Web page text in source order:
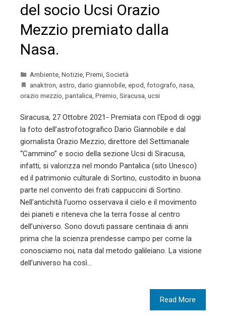
del socio Ucsi Orazio
Mezzio premiato dalla
Nasa.
Ambiente, Notizie, Premi, Società
anaktron, astro, dario giannobile, epod, fotografo, nasa,
orazio mezzio, pantalica, Premio, Siracusa, ucsi
Siracusa, 27 Ottobre 2021- Premiata con l'Epod di oggi
la foto dell’astrofotografico Dario Giannobile e dal
giornalista Orazio Mezzio, direttore del Settimanale
“Cammino” e socio della sezione Ucsi di Siracusa,
infatti, si valorizza nel mondo Pantalica (sito Unesco)
ed il patrimonio culturale di Sortino, custodito in buona
parte nel convento dei frati cappuccini di Sortino.
Nell'antichità l’uomo osservava il cielo e il movimento
dei pianeti e riteneva che la terra fosse al centro
dell’universo. Sono dovuti passare centinaia di anni
prima che la scienza prendesse campo per come la
conosciamo noi, nata dal metodo galileiano. La visione
dell’universo ha così…
Read More